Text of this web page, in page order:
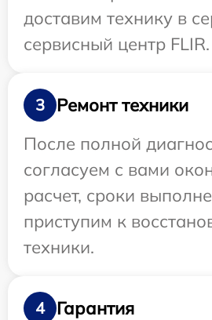
доставим технику в
сервисный центр FLIR.
3
Ремонт техники
После полной
согласуем с вами
расчет, сроки
приступим к
техники.
4
Гарантия